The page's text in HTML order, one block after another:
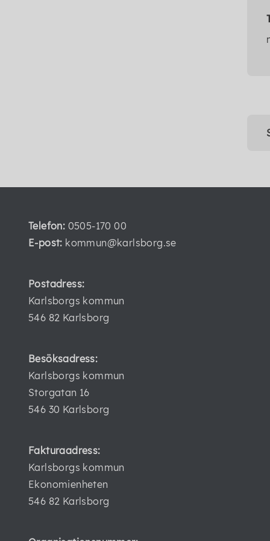
Telefon: 0505-170 00
E-post: kommun@karlsborg.se
Postadress:
Karlsborgs kommun
546 82 Karlsborg
Besöksadress:
Karlsborgs kommun
Storgatan 16
546 30 Karlsborg
Fakturaadress:
Karlsborgs kommun
Ekonomienheten
546 82 Karlsborg